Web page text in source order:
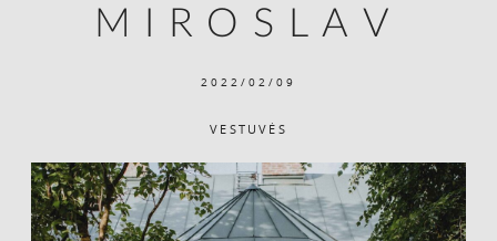
MIROSLAV
2022/02/09
VESTUVĖS